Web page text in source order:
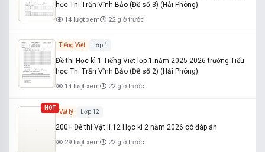
học Thị Trấn Vĩnh Bảo (Đề số 3) (Hải Phòng)
14 lượt xem 22 giờ trước
Tiếng Việt Lớp 1
Đề thi Học kì 1 Tiếng Việt lớp 1 năm 2025-2026 trường Tiểu
học Thị Trấn Vĩnh Bảo (Đề số 2) (Hải Phòng)
14 lượt xem 22 giờ trước
HOT
Vật lý Lớp 12
200+ Đề thi Vật lí 12 Học kì 2 năm 2026 có đáp án
29 lượt xem 22 giờ trước